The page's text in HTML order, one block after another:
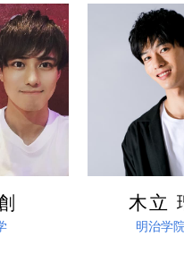
る 詳し
木立
明治学